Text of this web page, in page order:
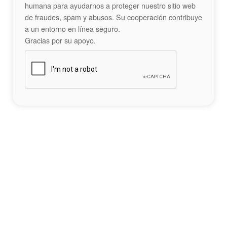
humana para ayudarnos a proteger nuestro sitio web
de fraudes, spam y abusos. Su cooperación contribuye
a un entorno en línea seguro.
Gracias por su apoyo.